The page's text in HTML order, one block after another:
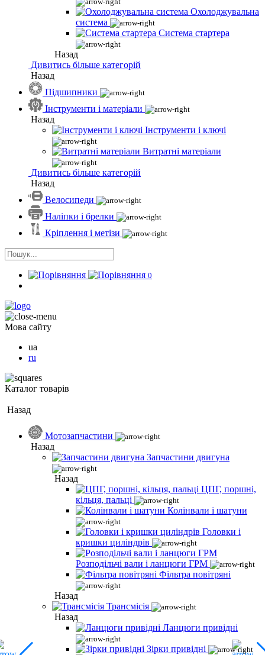
Охолоджувальна
система
Система стартера
Назад
Дивитись більше категорій
Назад
Підшипники
Інструменти і матеріали
Назад
Інструменти і ключі
Витратні матеріали
Дивитись більше категорій
Назад
Велосипеди
Наліпки і брелки
Кріплення і метізи
0
Мова сайту
ua
ru
Каталог товарів
Назад
Мотозапчастини
Назад
Запчастини двигуна
Назад
ЦПГ, поршні,
кільця, пальці
Колінвали і шатуни
Головки і
кришки циліндрів
Розподільчі вали і ланцюги ГРМ
Фільтра повітряні
Назад
Трансмісія
Назад
Ланцюги привідні
Зірки привідні